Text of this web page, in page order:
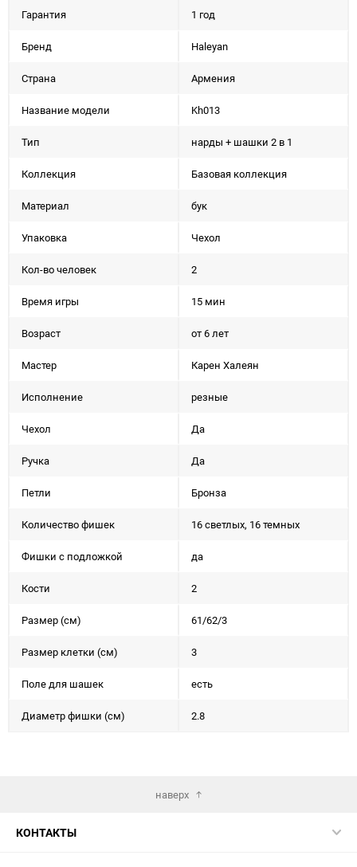
Гарантия 1 год
Бренд Haleyan
Страна Армения
Название модели Kh013
Тип нарды + шашки 2 в 1
Коллекция Базовая коллекция
Материал бук
Упаковка Чехол
Кол-во человек 2
Время игры 15 мин
Возраст от 6 лет
Мастер Карен Халеян
Исполнение резные
Чехол Да
Ручка Да
Петли Бронза
Количество фишек 16 светлых, 16 темных
Фишки с подложкой да
Кости 2
Размер (см) 61/62/3
Размер клетки (см) 3
Поле для шашек есть
Диаметр фишки (см) 2.8
наверх
КОНТАКТЫ